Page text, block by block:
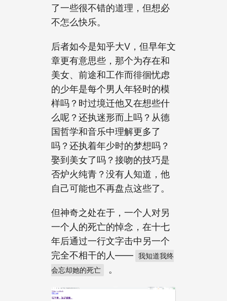
了一些很不错的道理，但想必
不怎么快乐。
后者如今是知乎大V，但早年文
章更有意思些，那个为存在和
美女、前途和工作而徘徊忧虑
的少年是每个男人年轻时的模
样吗？时过境迁他又在想些什
么呢？还执迷形而上吗？从德
国哲学和音乐中理解更多了
吗？还执着年少时的梦想吗？
娶到美女了吗？接吻的技巧是
否炉火纯青？没有人知道，他
自己可能也不再盘点这些了。
但神奇之处在于，一个人对另
一个人的死亡的悼念，在十七
年后通过一行文字击中另一个
完全不相干的人——
我知道我终
会忘却她的死亡
。